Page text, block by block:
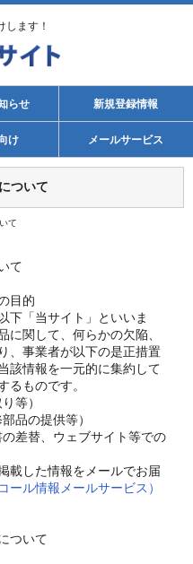
します！
らせ 新規登録情報
け メールサービス
ついて
て
て
目的
下「当サイト」といいま
に関して、何らかの欠陥、
、事業者が以下の是正措置
該情報を一元的に集約して
るものです。
等）
品の提供等）
載した情報をメールでお届
ール情報メールサービス）
ついて